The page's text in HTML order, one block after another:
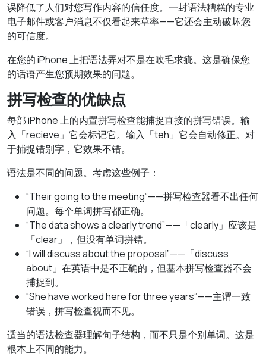
误降低了人们对您写作内容的信任度。一封语法糟糕的专业
电子邮件或客户消息不仅看起来草率——它还会主动破坏您
的可信度。
在您的 iPhone 上把语法弄对不是在吹毛求疵。这是确保您
的话语产生您预期效果的问题。
拼写检查的优缺点
每部 iPhone 上的内置拼写检查能捕捉直接的拼写错误。输
入「recieve」它会标记它。输入「teh」它会自动修正。对
于捕捉错别字，它效果不错。
语法是不同的问题。考虑这些例子：
“Their going to the meeting”——拼写检查器看不出任何
问题。每个单词拼写都正确。
“The data shows a clearly trend”——「clearly」应该是
「clear」，但没有单词拼错。
“I will discuss about the proposal”——「discuss
about」在英语中是不正确的，但基本拼写检查器不会
捕捉到。
“She have worked here for three years”——主谓一致
错误，拼写检查视而不见。
适当的语法检查器理解句子结构，而不只是个别单词。这是
根本上不同的能力。